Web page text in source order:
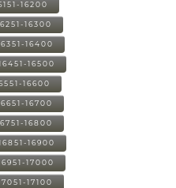
16200
16300
16400
16500
16600
16700
16800
16900
17000
17100